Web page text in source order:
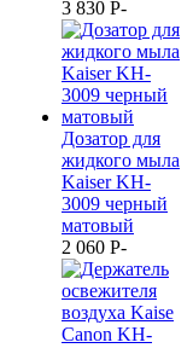
3 830 P-
Дозатор для
жидкого мыла
Kaiser KH-
3009 черный
матовый
2 060 P-